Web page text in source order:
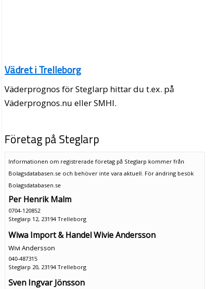
Vädret i Trelleborg
Väderprognos för Steglarp hittar du t.ex. på
Väderprognos.nu eller SMHI.
Företag på Steglarp
Informationen om registrerade företag på Steglarp kommer från
Bolagsdatabasen.se och behöver inte vara aktuell. För ändring besök
Bolagsdatabasen.se
Per Henrik Malm
0704-120852
Steglarp 12, 23194 Trelleborg
Wiwa Import & Handel Wivie Andersson
Wivi Andersson
040-487315
Steglarp 20, 23194 Trelleborg
Sven Ingvar Jönsson